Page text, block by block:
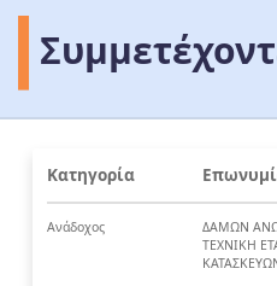
Κατηγορία
Ανάδοχος
ΔΑΜΩΝ
ΤΕΧΝΙΚΗ